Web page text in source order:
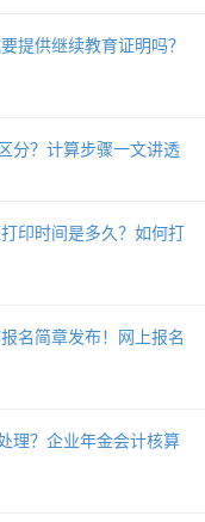
提供继续教育证明吗？
分？计算步骤一文讲透
印时间是多久？如何打
名简章发布！网上报名
理？企业年金会计核算